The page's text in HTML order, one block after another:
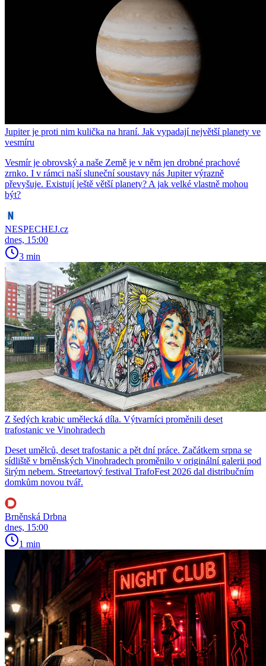
Jupiter je proti nim kulička na hraní. Jak vypadají největší planety ve
vesmíru
Vesmír je obrovský a naše Země je v něm jen drobné prachové
zrnko. I v rámci naší sluneční soustavy nás Jupiter výrazně
převyšuje. Existují ještě větší planety? A jak velké vlastně mohou
být?
NESPECHEJ.cz
dnes, 15:00
3 min
Z šedých krabic umělecká díla. Výtvarníci proměnili deset
trafostanic ve Vinohradech
Deset umělců, deset trafostanic a pět dní práce. Začátkem srpna se
sídliště v brněnských Vinohradech proměnilo v originální galerii pod
širým nebem. Streetartový festival TrafoFest 2026 dal distribučním
domkům novou tvář.
Brněnská Drbna
dnes, 15:00
1 min